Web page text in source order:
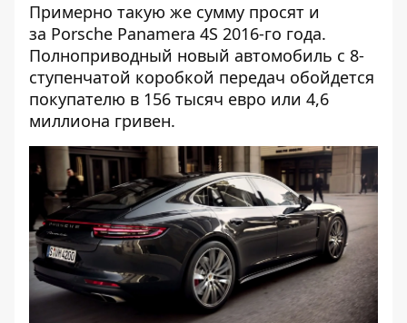
Примерно такую же сумму просят и
за Porsche Panamera 4S 2016-го года.
Полноприводный новый автомобиль с 8-
ступенчатой коробкой передач обойдется
покупателю в 156 тысяч евро или 4,6
миллиона гривен.